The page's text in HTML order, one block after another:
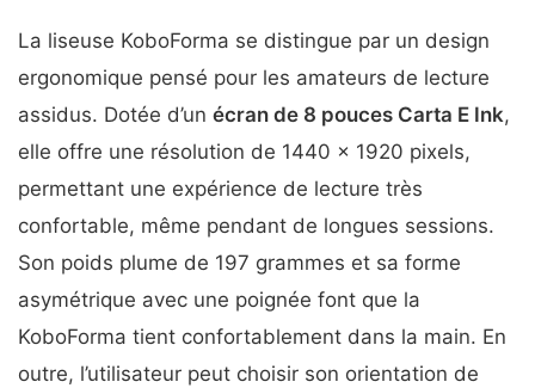
La liseuse KoboForma se distingue par un design
ergonomique pensé pour les amateurs de lecture
assidus. Dotée d’un écran de 8 pouces Carta E Ink,
elle offre une résolution de 1440 x 1920 pixels,
permettant une expérience de lecture très
confortable, même pendant de longues sessions.
Son poids plume de 197 grammes et sa forme
asymétrique avec une poignée font que la
KoboForma tient confortablement dans la main. En
outre, l’utilisateur peut choisir son orientation de